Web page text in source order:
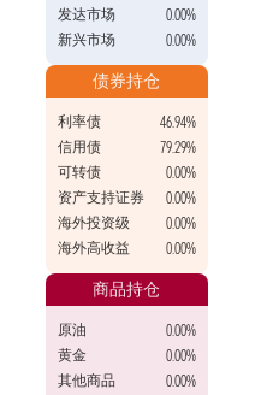
发达市场
0.00%
新兴市场
0.00%
债券持仓
利率债
46.94%
信用债
79.29%
可转债
0.00%
资产支持证券
0.00%
海外投资级
0.00%
海外高收益
0.00%
商品持仓
原油
0.00%
黄金
0.00%
其他商品
0.00%